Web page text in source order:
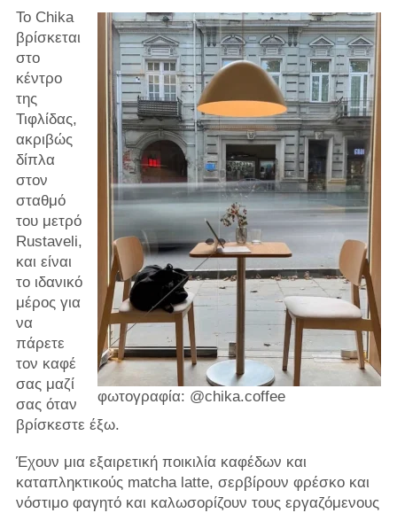
φωτογραφία: @chika.coffee
Το Chika
βρίσκεται
στο
κέντρο
της
Τιφλίδας,
ακριβώς
δίπλα
στον
σταθμό
του μετρό
Rustaveli,
και είναι
το ιδανικό
μέρος για
να
πάρετε
τον καφέ
σας μαζί
σας όταν
βρίσκεστε έξω.
Έχουν μια εξαιρετική ποικιλία καφέδων και
καταπληκτικούς matcha latte, σερβίρουν φρέσκο ​​και
νόστιμο φαγητό και καλωσορίζουν τους εργαζόμενους